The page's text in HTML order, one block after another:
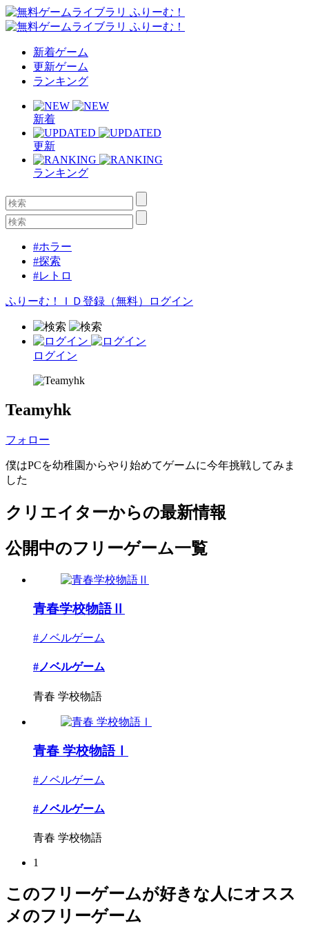
新着ゲーム
更新ゲーム
ランキング
新着
更新
ランキング
#ホラー
#探索
#レトロ
ふりーむ！ＩＤ登録（無料） ログイン
ログイン
Teamyhk
フォロー
僕はPCを幼稚園からやり始めてゲームに今年挑戦してみま
した
クリエイターからの最新情報
公開中のフリーゲーム一覧
青春学校物語Ⅱ
#ノベルゲーム
#ノベルゲーム
青春 学校物語
青春 学校物語Ⅰ
#ノベルゲーム
#ノベルゲーム
青春 学校物語
1
このフリーゲームが好きな人にオスス
メのフリーゲーム